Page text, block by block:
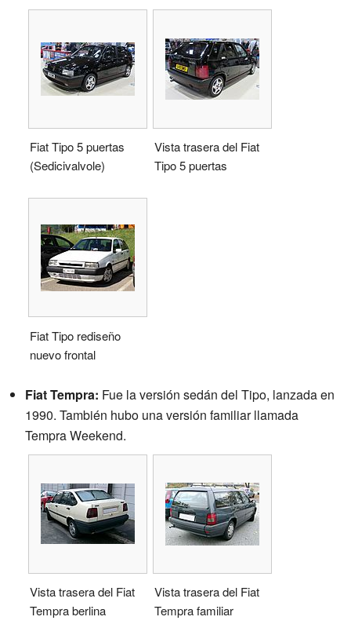
Fiat Tipo 5 puertas
(Sedicivalvole)
Vista trasera del Fiat
Tipo 5 puertas
Fiat Tipo rediseño
nuevo frontal
Fiat Tempra: Fue la versión sedán del Tipo, lanzada en
1990. También hubo una versión familiar llamada
Tempra Weekend.
Vista trasera del Fiat
Tempra berlina
Vista trasera del Fiat
Tempra familiar